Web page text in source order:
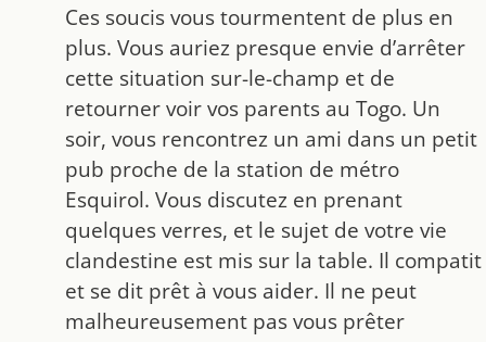
Ces soucis vous tourmentent de plus en
plus. Vous auriez presque envie d’arrêter
cette situation sur-le-champ et de
retourner voir vos parents au Togo. Un
soir, vous rencontrez un ami dans un petit
pub proche de la station de métro
Esquirol. Vous discutez en prenant
quelques verres, et le sujet de votre vie
clandestine est mis sur la table. Il compatit
et se dit prêt à vous aider. Il ne peut
malheureusement pas vous prêter